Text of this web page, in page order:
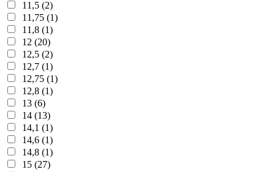
11,5 (2)
11,75 (1)
11,8 (1)
12 (20)
12,5 (2)
12,7 (1)
12,75 (1)
12,8 (1)
13 (6)
14 (13)
14,1 (1)
14,6 (1)
14,8 (1)
15 (27)